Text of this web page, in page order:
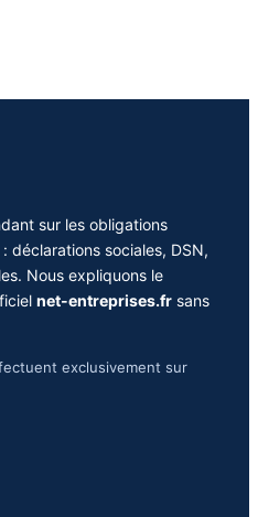
sur les obligations
déclarations sociales, DSN,
Nous expliquons le
net-entreprises.fr sans
exclusivement sur